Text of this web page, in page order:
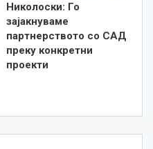
Николоски: Го
зајакнуваме
партнерството со САД
преку конкретни
проекти